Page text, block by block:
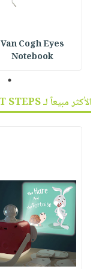
Van Cogh Eyes
Notebook
1
الأكثر مبيعاً لـ ELEPHANT STEPS :